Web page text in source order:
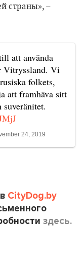
страны», –
att använda
Vitryssland. Vi
folkets,
att framhäva sitt
24, 2019
CityDog.by
здесь.